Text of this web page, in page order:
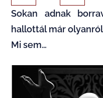
Sokan adnak
hallottál már
Mi sem…